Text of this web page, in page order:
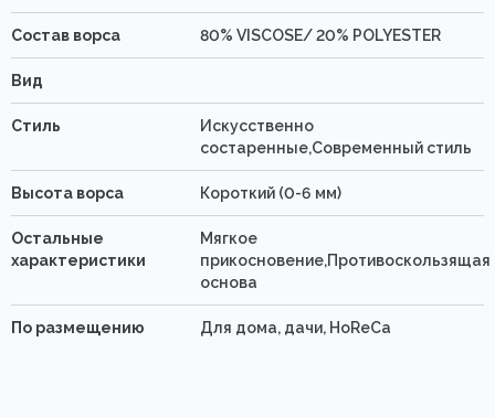
Состав ворса 80% VISCOSE/ 20% POLYESTER
Вид
Стиль
Искусственно
состаренные,Современный стиль
Высота ворса Короткий (0-6 мм)
Остальные
характеристики
Мягкое
прикосновение,Противоскользящая
основа
По размещению Для дома, дачи, HoReCa